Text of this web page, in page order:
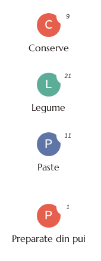
C
Conserve
9
L
Legume
21
P
Paste
11
P
Preparate din pui
1